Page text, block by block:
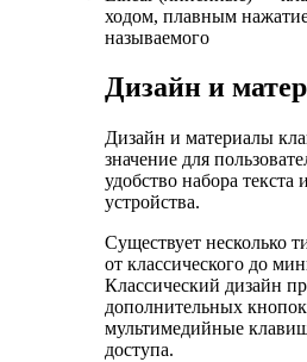
ходом, плавным
называемого
Дизайн и
Дизайн и материалы
значение для
удобство набора
устройства.
Существует несколько
от классического до
Классический дизайн
дополнительных
мультимедийные
доступа.